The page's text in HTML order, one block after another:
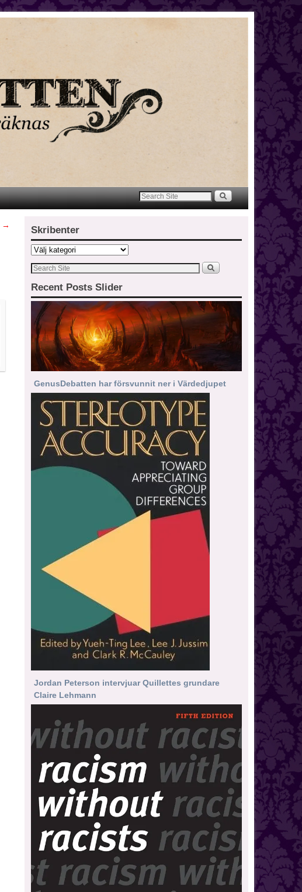
→ Skribenter
Recent Posts Slider
GenusDebatten har försvunnit ner i Värdedjupet
Jordan Peterson intervjuar Quillettes grundare
Claire Lehmann